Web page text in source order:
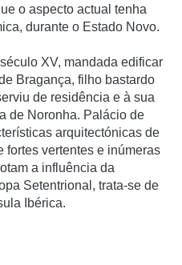
o aspecto actual tenha
durante o Estado Novo.
XV, mandada edificar
Bragança, filho bastardo
de residência e à sua
de Noronha. Palácio de
arquitectónicas de
fortes vertentes e inúmeras
a influência da
Setentrional, trata-se de
Ibérica.